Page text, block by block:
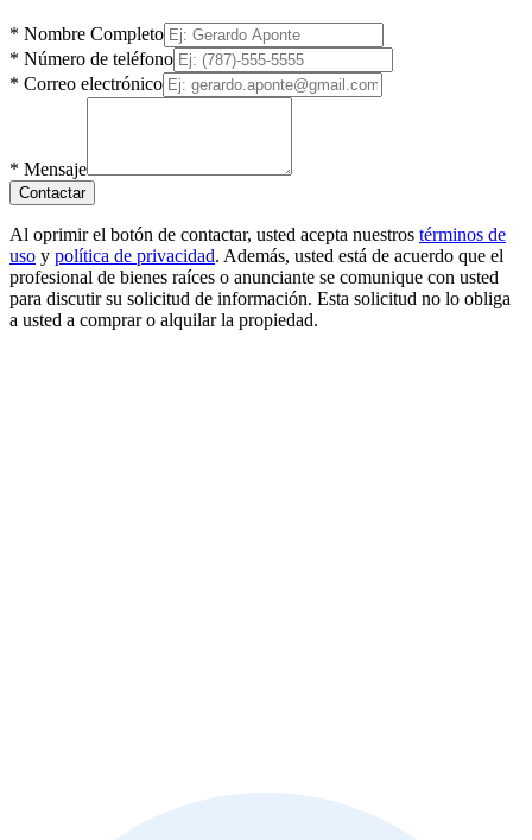
* Nombre Completo
* Número de teléfono
* Correo electrónico
* Mensaje
Contactar
Al oprimir el botón de contactar, usted acepta nuestros términos de
uso y política de privacidad. Además, usted está de acuerdo que el
profesional de bienes raíces o anunciante se comunique con usted
para discutir su solicitud de información. Esta solicitud no lo obliga
a usted a comprar o alquilar la propiedad.